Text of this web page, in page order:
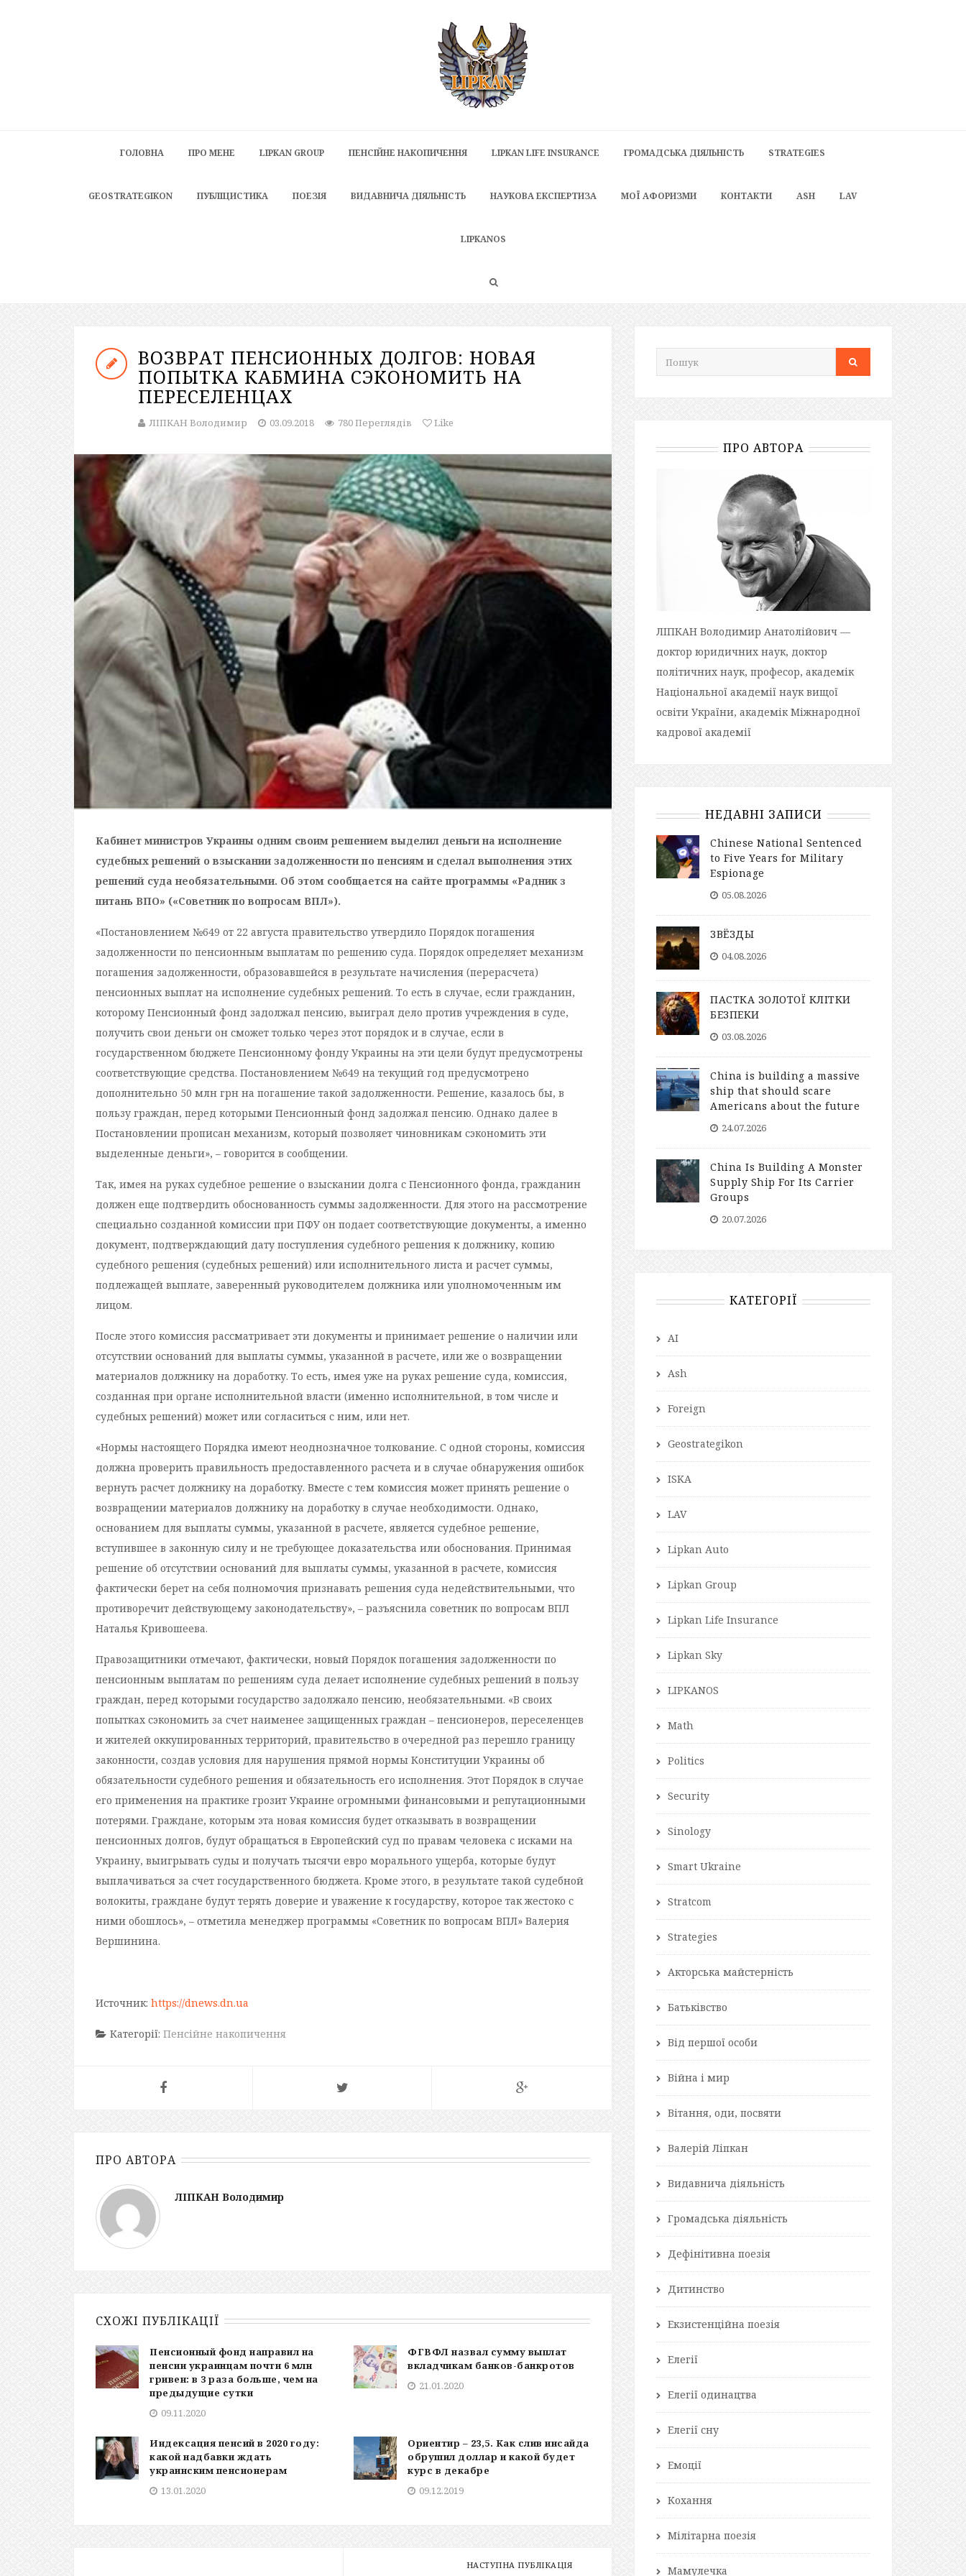
ГОЛОВНА ПРО МЕНЕ LIPKAN GROUP ПЕНСІЙНЕ НАКОПИЧЕННЯ LIPKAN LIFE INSURANCE ГРОМАДСЬКА ДІЯЛЬНІСТЬ STRATEGIES
GEOSTRATEGIKON ПУБЛІЦИСТИКА ПОЕЗІЯ ВИДАВНИЧА ДІЯЛЬНІСТЬ НАУКОВА ЕКСПЕРТИЗА МОЇ АФОРИЗМИ КОНТАКТИ ASH LAV
LIPKANOS
ВОЗВРАТ ПЕНСИОННЫХ ДОЛГОВ: НОВАЯ
ПОПЫТКА КАБМИНА СЭКОНОМИТЬ НА
ПЕРЕСЕЛЕНЦАХ
ЛІПКАН Володимир 03.09.2018 780 Переглядів Like
Кабинет министров Украины одним своим решением выделил деньги на исполнение
судебных решений о взыскании задолженности по пенсиям и сделал выполнения этих
решений суда необязательными. Об этом сообщается на сайте программы «Радник з
питань ВПО» («Советник по вопросам ВПЛ»).
«Постановлением №649 от 22 августа правительство утвердило Порядок погашения
задолженности по пенсионным выплатам по решению суда. Порядок определяет механизм
погашения задолженности, образовавшейся в результате начисления (перерасчета)
пенсионных выплат на исполнение судебных решений. То есть в случае, если гражданин,
которому Пенсионный фонд задолжал пенсию, выиграл дело против учреждения в суде,
получить свои деньги он сможет только через этот порядок и в случае, если в
государственном бюджете Пенсионному фонду Украины на эти цели будут предусмотрены
соответствующие средства. Постановлением №649 на текущий год предусмотрено
дополнительно 50 млн грн на погашение такой задолженности. Решение, казалось бы, в
пользу граждан, перед которыми Пенсионный фонд задолжал пенсию. Однако далее в
Постановлении прописан механизм, который позволяет чиновникам сэкономить эти
выделенные деньги», – говорится в сообщении.
Так, имея на руках судебное решение о взыскании долга с Пенсионного фонда, гражданин
должен еще подтвердить обоснованность суммы задолженности. Для этого на рассмотрение
специально созданной комиссии при ПФУ он подает соответствующие документы, а именно
документ, подтверждающий дату поступления судебного решения к должнику, копию
судебного решения (судебных решений) или исполнительного листа и расчет суммы,
подлежащей выплате, заверенный руководителем должника или уполномоченным им
лицом.
После этого комиссия рассматривает эти документы и принимает решение о наличии или
отсутствии оснований для выплаты суммы, указанной в расчете, или же о возвращении
материалов должнику на доработку. То есть, имея уже на руках решение суда, комиссия,
созданная при органе исполнительной власти (именно исполнительной, в том числе и
судебных решений) может или согласиться с ним, или нет.
«Нормы настоящего Порядка имеют неоднозначное толкование. С одной стороны, комиссия
должна проверить правильность предоставленного расчета и в случае обнаружения ошибок
вернуть расчет должнику на доработку. Вместе с тем комиссия может принять решение о
возвращении материалов должнику на доработку в случае необходимости. Однако,
основанием для выплаты суммы, указанной в расчете, является судебное решение,
вступившее в законную силу и не требующее доказательства или обоснования. Принимая
решение об отсутствии оснований для выплаты суммы, указанной в расчете, комиссия
фактически берет на себя полномочия признавать решения суда недействительными, что
противоречит действующему законодательству», – разъяснила советник по вопросам ВПЛ
Наталья Кривошеева.
Правозащитники отмечают, фактически, новый Порядок погашения задолженности по
пенсионным выплатам по решениям суда делает исполнение судебных решений в пользу
граждан, перед которыми государство задолжало пенсию, необязательными. «В своих
попытках сэкономить за счет наименее защищенных граждан – пенсионеров, переселенцев
и жителей оккупированных территорий, правительство в очередной раз перешло границу
законности, создав условия для нарушения прямой нормы Конституции Украины об
обязательности судебного решения и обязательность его исполнения. Этот Порядок в случае
его применения на практике грозит Украине огромными финансовыми и репутационными
потерями. Граждане, которым эта новая комиссия будет отказывать в возвращении
пенсионных долгов, будут обращаться в Европейский суд по правам человека с исками на
Украину, выигрывать суды и получать тысячи евро морального ущерба, которые будут
выплачиваться за счет государственного бюджета. Кроме этого, в результате такой судебной
волокиты, граждане будут терять доверие и уважение к государству, которое так жестоко с
ними обошлось», – отметила менеджер программы «Советник по вопросам ВПЛ» Валерия
Вершинина.
Источник: https://dnews.dn.ua
Категорії: Пенсійне накопичення
ПРО АВТОРА
ЛІПКАН Володимир
СХОЖІ ПУБЛІКАЦІЇ
Пенсионный фонд направил на
пенсии украинцам почти 6 млн
гривен: в 3 раза больше, чем на
предыдущие сутки
09.11.2020
ФГВФЛ назвал сумму выплат
вкладчикам банков-банкротов
21.01.2020
Индексация пенсий в 2020 году:
какой надбавки ждать
украинским пенсионерам
13.01.2020
Ориентир – 23,5. Как слив инсайда
обрушил доллар и какой будет
курс в декабре
09.12.2019
НАСТУПНА ПУБЛІКАЦІЯ
ПРО АВТОРА
ЛІПКАН Володимир Анатолійович —
доктор юридичних наук, доктор
політичних наук, професор, академік
Національної академії наук вищої
освіти України, академік Міжнародної
кадрової академії
НЕДАВНІ ЗАПИСИ
Chinese National Sentenced
to Five Years for Military
Espionage
05.08.2026
ЗВЁЗДЫ
04.08.2026
ПАСТКА ЗОЛОТОЇ КЛІТКИ
БЕЗПЕКИ
03.08.2026
China is building a massive
ship that should scare
Americans about the future
24.07.2026
China Is Building A Monster
Supply Ship For Its Carrier
Groups
20.07.2026
КАТЕГОРІЇ
AI
Ash
Foreign
Geostrategikon
ISKA
LAV
Lipkan Auto
Lipkan Group
Lipkan Life Insurance
Lipkan Sky
LIPKANOS
Math
Politics
Security
Sinology
Smart Ukraine
Stratcom
Strategies
Акторська майстерність
Батьківство
Від першої особи
Війна і мир
Вітання, оди, посвяти
Валерій Ліпкан
Видавнича діяльність
Громадська діяльність
Дефінітивна поезія
Дитинство
Екзистенційна поезія
Елегії
Елегії одинацтва
Елегії сну
Емоції
Кохання
Мілітарна поезія
Мамулечка